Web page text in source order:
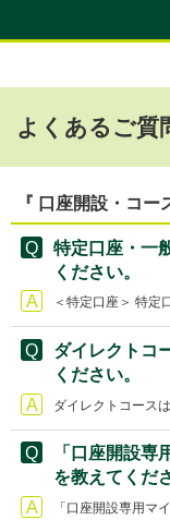
よくあるご質
『 口座開設・コ
特定口座・一
ください。
＜特定口座＞ 特定
ダイレクトコ
ください。
ダイレクトコース
「口座開設専
を教えてくだ
「口座開設専用マ